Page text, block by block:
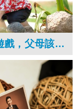
小男孩愛玩刀槍，著迷格鬥遊戲，父母該禁止？